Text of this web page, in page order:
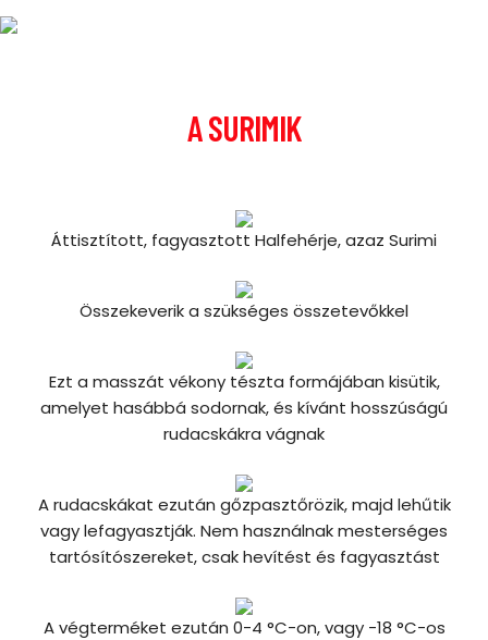
A SURIMIK
Áttisztított, fagyasztott Halfehérje, azaz Surimi
Összekeverik a szükséges összetevőkkel
Ezt a masszát vékony tészta formájában kisütik,
amelyet hasábbá sodornak, és kívánt hosszúságú
rudacskákra vágnak
A rudacskákat ezután gőzpasztőrözik, majd lehűtik
vagy lefagyasztják. Nem használnak mesterséges
tartósítószereket, csak hevítést és fagyasztást
A végterméket ezután 0-4 °C-on,vagy -18 °C-os